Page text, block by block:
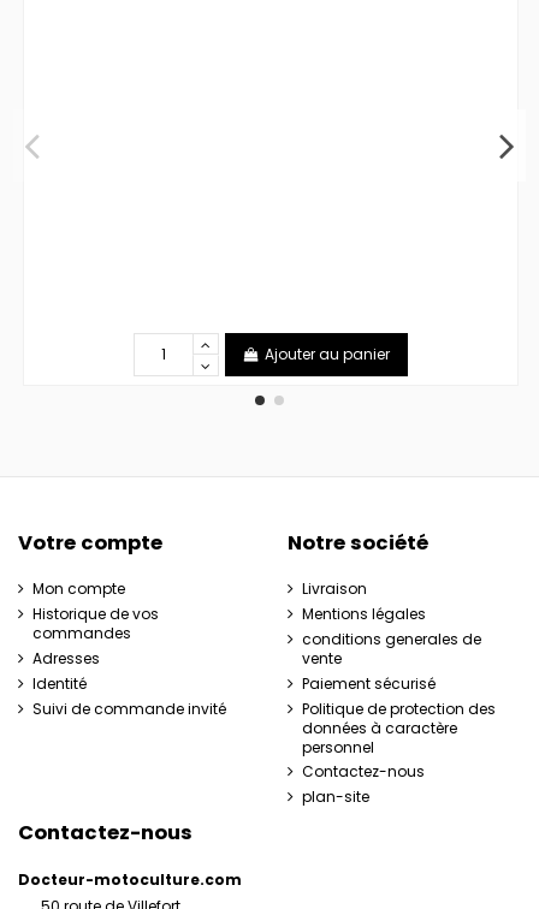
Ajouter au panier
Votre compte
Mon compte
Historique de vos
commandes
Adresses
Identité
Suivi de commande invité
Notre société
Livraison
Mentions légales
conditions generales de
vente
Paiement sécurisé
Politique de protection des
données à caractère
personnel
Contactez-nous
plan-site
Contactez-nous
Docteur-motoculture.com